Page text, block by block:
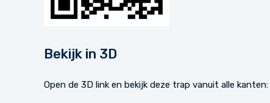
Bekijk in 3D
Open de 3D link en bekijk deze trap vanuit alle kanten: